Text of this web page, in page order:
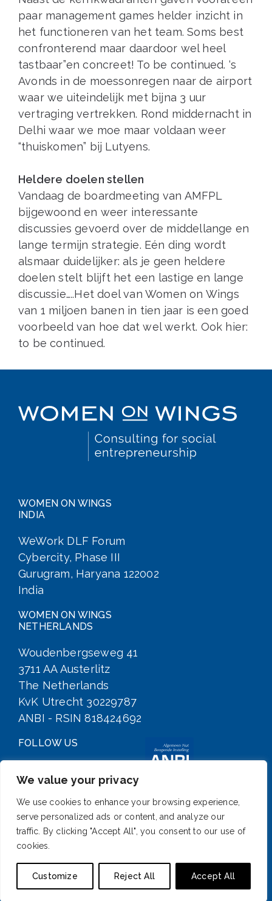
We value your privacy
We use cookies to enhance your browsing experience,
serve personalized ads or content, and analyze our
traffic. By clicking "Accept All", you consent to our use of
cookies.
Customize Reject All Accept All
paar management games helder inzicht in
het functioneren van het team. Soms best
confronterend maar daardoor wel heel
tastbaar”en concreet! To be continued. ‘s
Avonds in de moessonregen naar de airport
waar we uiteindelijk met bijna 3 uur
vertraging vertrekken. Rond middernacht in
Delhi waar we moe maar voldaan weer
“thuiskomen” bij Lutyens.
Heldere doelen stellen
Vandaag de boardmeeting van AMFPL
bijgewoond en weer interessante
discussies gevoerd over de middellange en
lange termijn strategie. Eén ding wordt
alsmaar duidelijker: als je geen heldere
doelen stelt blijft het een lastige en lange
discussie…..Het doel van Women on Wings
van 1 miljoen banen in tien jaar is een goed
voorbeeld van hoe dat wel werkt. Ook hier:
to be continued.
WOMEN ON WINGS
INDIA
WeWork DLF Forum
Cybercity, Phase III
Gurugram, Haryana 122002
India
WOMEN ON WINGS
NETHERLANDS
Woudenbergseweg 41
3711 AA Austerlitz
The Netherlands
KvK Utrecht 30229787
ANBI - RSIN 818424692
FOLLOW US
SIGN UP FOR OUR NEWSLETTER